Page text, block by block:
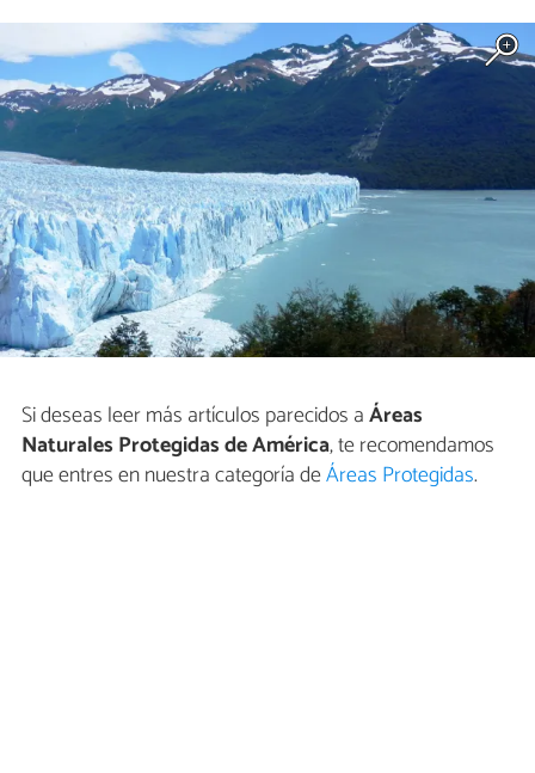
Si deseas leer más artículos parecidos aÁreas
Naturales Protegidas de América, te recomendamos
que entres en nuestra categoría deÁreas Protegidas.